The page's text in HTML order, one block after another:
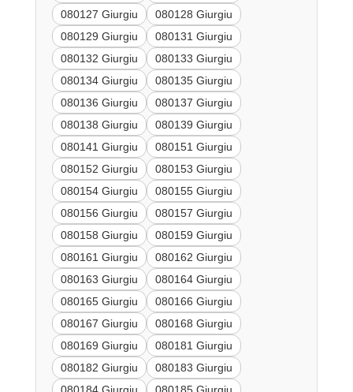
080127 Giurgiu
080128 Giurgiu
080129 Giurgiu
080131 Giurgiu
080132 Giurgiu
080133 Giurgiu
080134 Giurgiu
080135 Giurgiu
080136 Giurgiu
080137 Giurgiu
080138 Giurgiu
080139 Giurgiu
080141 Giurgiu
080151 Giurgiu
080152 Giurgiu
080153 Giurgiu
080154 Giurgiu
080155 Giurgiu
080156 Giurgiu
080157 Giurgiu
080158 Giurgiu
080159 Giurgiu
080161 Giurgiu
080162 Giurgiu
080163 Giurgiu
080164 Giurgiu
080165 Giurgiu
080166 Giurgiu
080167 Giurgiu
080168 Giurgiu
080169 Giurgiu
080181 Giurgiu
080182 Giurgiu
080183 Giurgiu